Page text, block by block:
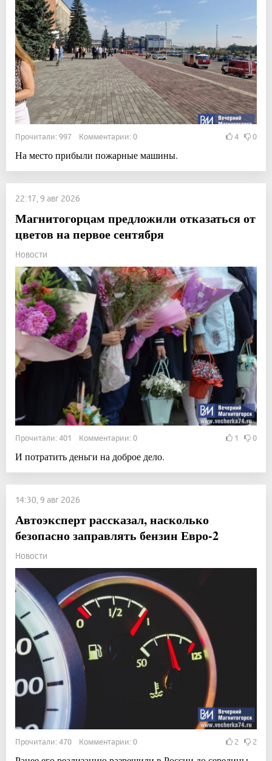
Прочитали: 997 Комментарии: 0 4 0
На место прибыли пожарные машины.
22:17, 9 авг 2026
Магнитогорцам предложили отказаться от
цветов на первое сентября
Новости
Прочитали: 401 Комментарии: 0 1 0
И потратить деньги на доброе дело.
14:30, 9 авг 2026
Автоэксперт рассказал, насколько
безопасно заправлять бензин Евро-2
Новости
Прочитали: 470 Комментарии: 0 2 2